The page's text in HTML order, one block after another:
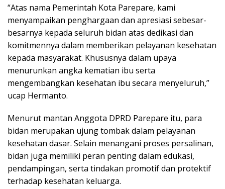
“Atas nama Pemerintah Kota Parepare, kami
menyampaikan penghargaan dan apresiasi sebesar-
besarnya kepada seluruh bidan atas dedikasi dan
komitmennya dalam memberikan pelayanan kesehatan
kepada masyarakat. Khususnya dalam upaya
menurunkan angka kematian ibu serta
mengembangkan kesehatan ibu secara menyeluruh,”
ucap Hermanto.
Menurut mantan Anggota DPRD Parepare itu, para
bidan merupakan ujung tombak dalam pelayanan
kesehatan dasar. Selain menangani proses persalinan,
bidan juga memiliki peran penting dalam edukasi,
pendampingan, serta tindakan promotif dan protektif
terhadap kesehatan keluarga.